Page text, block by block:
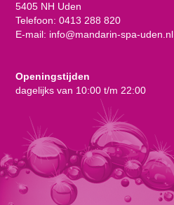
5405 NH Uden
Telefoon: 0413 288 820
E-mail: info@mandarin-spa-uden.nl
Openingstijden
dagelijks van 10:00 t/m 22:00